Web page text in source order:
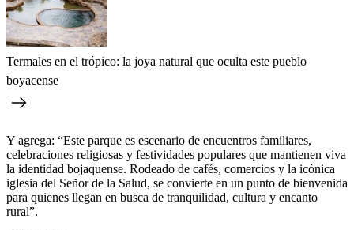
Termales en el trópico: la joya natural que oculta este pueblo
boyacense
Y agrega: “Este parque es escenario de encuentros familiares,
celebraciones religiosas y festividades populares que mantienen viva
la identidad bojaquense. Rodeado de cafés, comercios y la icónica
iglesia del Señor de la Salud, se convierte en un punto de bienvenida
para quienes llegan en busca de tranquilidad, cultura y encanto
rural”.